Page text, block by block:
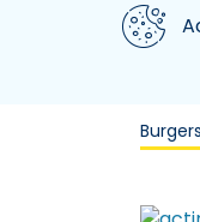
Aller au contenu
We gebruiken
Burgers